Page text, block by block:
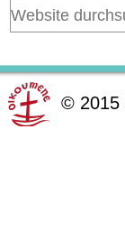
© 2015